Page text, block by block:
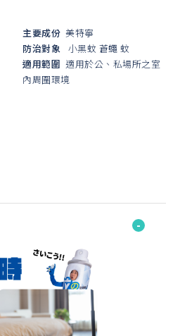
主要成份 美特寧
防治對象 小黑蚊 蒼蠅 蚊
適用範圍 適用於公、私場所之室
內周圍環境